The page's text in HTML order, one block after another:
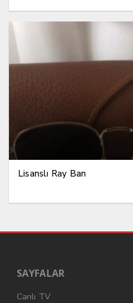
Lisanslı Ray Ban
SAYFALAR
Canlı TV